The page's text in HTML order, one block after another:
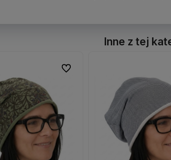
Inne z tej
Do ulubionych
Do ulubionych